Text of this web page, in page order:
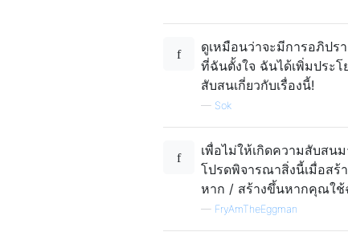
ดูเหมือนว่าจะมีการอภิปร
ที่ฉันตั้งใจ ฉันได้เพิ่มประโ
สับสนเกี่ยวกับเรื่องนี้!
— Sok
เพื่อไม่ให้เกิดความสับสน
โปรดพิจารณาสิ่งนี้เมื่อสร้
หาก / สร้างขึ้นหากคุณใช้
— FryAmTheEggman